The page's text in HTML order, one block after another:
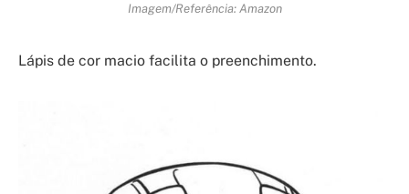
Imagem/Referência: Amazon
Lápis de cor macio facilita o preenchimento.